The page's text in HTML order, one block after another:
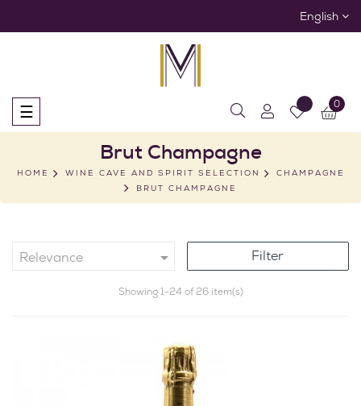
English
Toggle
navigation
☰ 0
Brut Champagne
HOME WINE CAVE AND SPIRIT SELECTION
CHAMPAGNE
BRUT CHAMPAGNE
Relevance  Filter
Showing 1-24 of 26 item(s)